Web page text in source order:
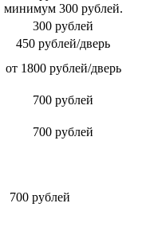
минимум 300 рублей.
300 рублей
450 рублей/дверь
от 1800 рублей/дверь
700 рублей
700 рублей
700 рублей